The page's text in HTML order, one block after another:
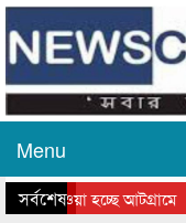
Menu
সর্বশেষ
যাওয়া হচ্ছে আটগ্রামে